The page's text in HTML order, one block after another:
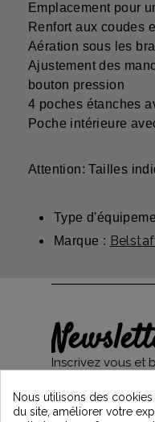
Emplacement pour
Renfort aux coudes
Aération sous les
Ajustement des
bouton pression
4 poches étanches
Poche intérieure
Attention: Tailles
Type
Marque :
Inscrivez vous et
et restez
Vintage Motors
Nous utilisons des
du site, améliorer votre